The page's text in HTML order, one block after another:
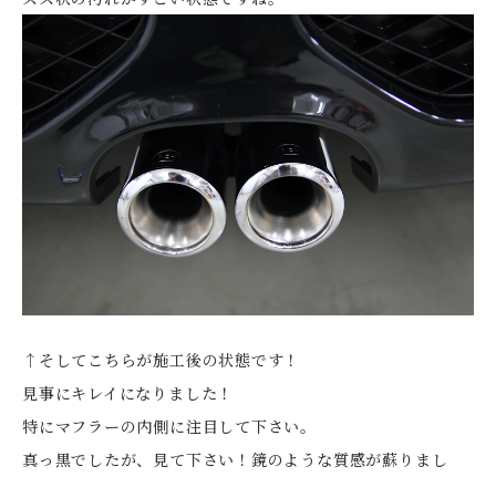
↑そしてこちらが施工後の状態です！
見事にキレイになりました！
特にマフラーの内側に注目して下さい。
真っ黒でしたが、見て下さい！鏡のような質感が蘇りまし